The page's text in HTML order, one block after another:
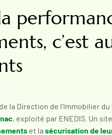
c’est
la Direction de l’Immobilier
, exploité par ENEDIS. Un
et la sécurisation de